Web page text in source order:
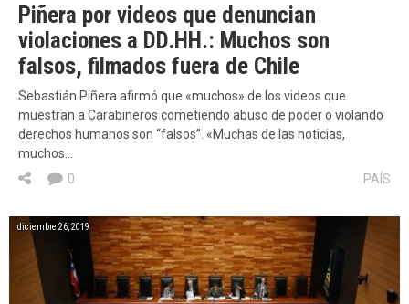
Piñera por videos que denuncian
violaciones a DD.HH.: Muchos son
falsos, filmados fuera de Chile
Sebastián Piñera afirmó que «muchos» de los videos que
muestran a Carabineros cometiendo abuso de poder o violando
derechos humanos son “falsos”. «Muchas de las noticias,
muchos…
PAÍS
0
diciembre 26, 2019